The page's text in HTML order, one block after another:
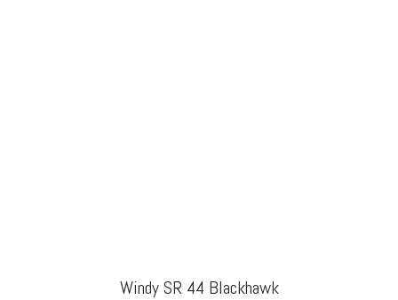
Windy SR 44 Blackhawk